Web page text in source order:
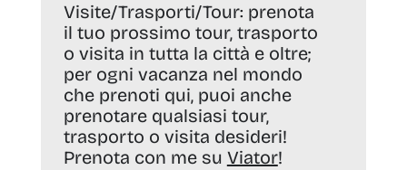
Visite/Trasporti/Tour: prenota
il tuo prossimo tour, trasporto
o visita in tutta la città e oltre;
per ogni vacanza nel mondo
che prenoti qui, puoi anche
prenotare qualsiasi tour,
trasporto o visita desideri!
Prenota con me su Viator!